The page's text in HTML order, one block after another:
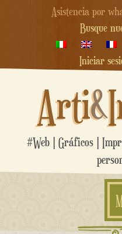
Asistencia por
Busque
Iniciar
Arti&
#Web | Gráficos |